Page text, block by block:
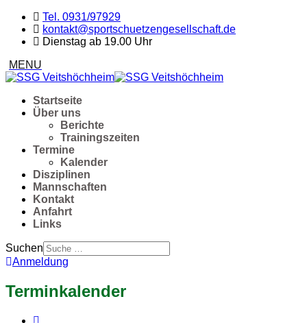
Tel. 0931/97929
kontakt@sportschuetzengesellschaft.de
Dienstag ab 19.00 Uhr
Startseite
Über uns
Berichte
Trainingszeiten
Termine
Kalender
Disziplinen
Mannschaften
Kontakt
Anfahrt
Links
Suchen
Anmeldung
Terminkalender